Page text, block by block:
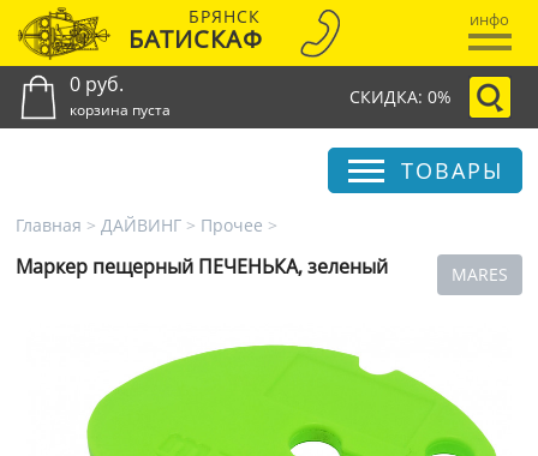
БРЯНСК
БАТИСКАФ
инфо
0 руб.
корзина пуста
СКИДКА: 0%
ТОВАРЫ
Главная > ДАЙВИНГ > Прочее >
MARES
Маркер пещерный ПЕЧЕНЬКА, зеленый